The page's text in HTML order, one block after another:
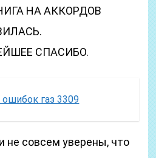
НА АККОРДОВ
СПАСИБО.
газ 3309
не совсем уверены, что